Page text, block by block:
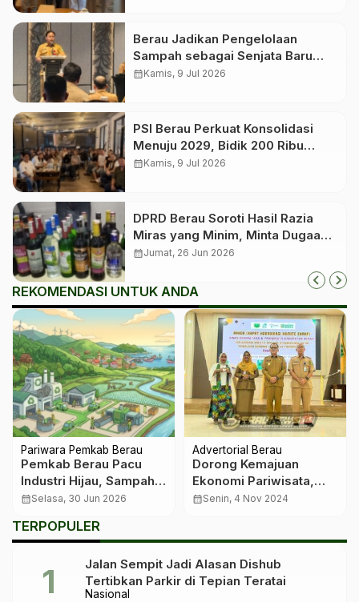
Berau Jadikan Pengelolaan
Sampah sebagai Senjata Baru
Tekan Angka Stunting
calendar_monthKamis, 9 Jul 2026
PSI Berau Perkuat Konsolidasi
Menuju 2029, Bidik 200 Ribu
Anggota dan Roadshow hingga
calendar_monthKamis, 9 Jul 2026
DPRD Berau Soroti Hasil Razia
Miras yang Minim, Minta Dugaan
Kebocoran Dievaluasi
calendar_monthJumat, 26 Jun 2026
REKOMENDASI UNTUK ANDA
Nasional
5 Pasal Kontroversi dan
Multitafsir RUU
Perampasan Aset*
calendar_monthRabu, 17 Sep 2025
Nasional
Wabup Gamalis: Ini
Arahan Penting Jokowi
untuk Semua Daerah!
calendar_monthSelasa, 13 Agt 2024
TERPOPULER
Nasional
Jalan Sempit Jadi Alasan Dishub
Tertibkan Parkir di Tepian Teratai